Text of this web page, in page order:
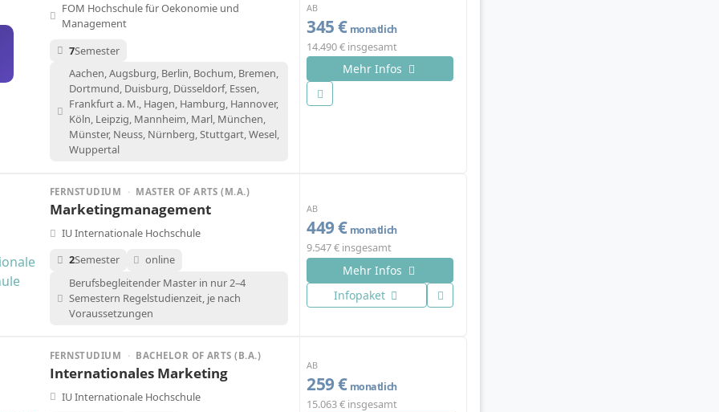
FOM Hochschule für Oekonomie und
Management
7Semester
Aachen, Augsburg, Berlin, Bochum, Bremen,
Dortmund, Duisburg, Düsseldorf, Essen,
Frankfurt a. M., Hagen, Hamburg, Hannover,
Köln, Leipzig, Mannheim, Marl, München,
Münster, Neuss, Nürnberg, Stuttgart, Wesel,
Wuppertal
AB
345 € monatlich
14.490 € insgesamt
Mehr Infos
FERNSTUDIUM · MASTER OF ARTS (M.A.)
Marketingmanagement
IU Internationale Hochschule
2Semester
online
Berufsbegleitender Master in nur 2–4
Semestern Regelstudienzeit, je nach
Voraussetzungen
AB
449 € monatlich
9.547 € insgesamt
Mehr Infos
Infopaket
FERNSTUDIUM · BACHELOR OF ARTS (B.A.)
Internationales Marketing
IU Internationale Hochschule
AB
259 € monatlich
15.063 € insgesamt